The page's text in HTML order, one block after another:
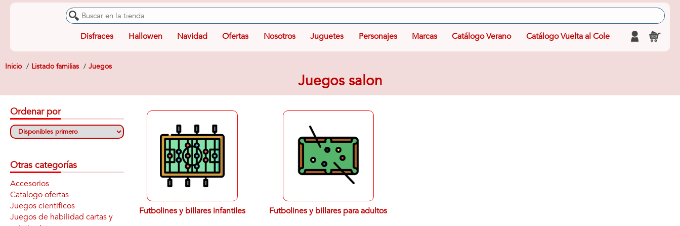
Disfraces Hallowen Navidad Ofertas Nosotros Juguetes Personajes Marcas Catálogo Verano Catálogo Vuelta al Cole
Inicio Listado familias Juegos
Juegos salon
Futbolines y billares infantiles Futbolines y billares para adultos
Ordenar por
Otras categorías
Accesorios
Catalogo ofertas
Juegos cientificos
Juegos de habilidad cartas y